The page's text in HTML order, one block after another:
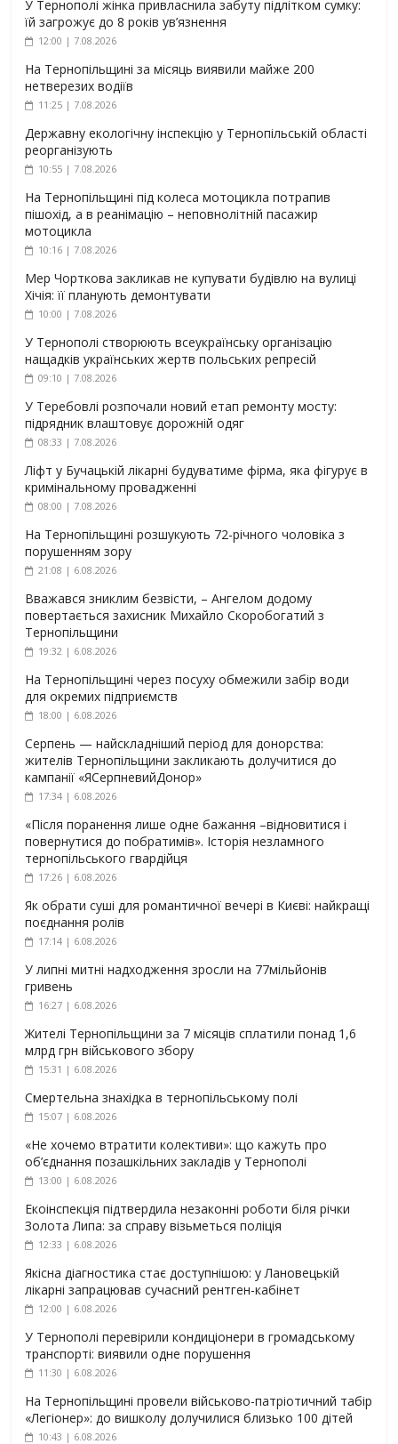
У Тернополі жінка привласнила забуту підлітком сумку:
їй загрожує до 8 років ув’язнення
12:00 | 7.08.2026
На Тернопільщині за місяць виявили майже 200
нетверезих водіїв
11:25 | 7.08.2026
Державну екологічну інспекцію у Тернопільській області
реорганізують
10:55 | 7.08.2026
На Тернопільщині під колеса мотоцикла потрапив
пішохід, а в реанімацію – неповнолітній пасажир
мотоцикла
10:16 | 7.08.2026
Мер Чорткова закликав не купувати будівлю на вулиці
Хічія: її планують демонтувати
10:00 | 7.08.2026
У Тернополі створюють всеукраїнську організацію
нащадків українських жертв польських репресій
09:10 | 7.08.2026
У Теребовлі розпочали новий етап ремонту мосту:
підрядник влаштовує дорожній одяг
08:33 | 7.08.2026
Ліфт у Бучацькій лікарні будуватиме фірма, яка фігурує в
кримінальному провадженні
08:00 | 7.08.2026
На Тернопільщині розшукують 72-річного чоловіка з
порушенням зору
21:08 | 6.08.2026
Вважався зниклим безвісти, – Ангелом додому
повертається захисник Михайло Скоробогатий з
Тернопільщини
19:32 | 6.08.2026
На Тернопільщині через посуху обмежили забір води
для окремих підприємств
18:00 | 6.08.2026
Серпень — найскладніший період для донорства:
жителів Тернопільщини закликають долучитися до
кампанії «ЯСерпневийДонор»
17:34 | 6.08.2026
«Після поранення лише одне бажання –відновитися і
повернутися до побратимів». Історія незламного
тернопільського гвардійця
17:26 | 6.08.2026
Як обрати суші для романтичної вечері в Києві: найкращі
поєднання ролів
17:14 | 6.08.2026
У липні митні надходження зросли на 77мільйонів
гривень
16:27 | 6.08.2026
Жителі Тернопільщини за 7 місяців сплатили понад 1,6
млрд грн військового збору
15:31 | 6.08.2026
Смертельна знахідка в тернопільському полі
15:07 | 6.08.2026
«Не хочемо втратити колективи»: що кажуть про
об’єднання позашкільних закладів у Тернополі
13:00 | 6.08.2026
Екоінспекція підтвердила незаконні роботи біля річки
Золота Липа: за справу візьметься поліція
12:33 | 6.08.2026
Якісна діагностика стає доступнішою: у Лановецькій
лікарні запрацював сучасний рентген-кабінет
12:00 | 6.08.2026
У Тернополі перевірили кондиціонери в громадському
транспорті: виявили одне порушення
11:30 | 6.08.2026
На Тернопільщині провели військово-патріотичний табір
«Легіонер»: до вишколу долучилися близько 100 дітей
10:43 | 6.08.2026